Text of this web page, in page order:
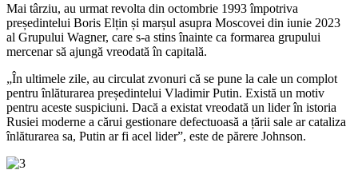
Mai târziu, au urmat revolta din octombrie 1993 împotriva
președintelui Boris Elțin și marșul asupra Moscovei din iunie 2023
al Grupului Wagner, care s-a stins înainte ca formarea grupului
mercenar să ajungă vreodată în capitală.
„În ultimele zile, au circulat zvonuri că se pune la cale un complot
pentru înlăturarea președintelui Vladimir Putin. Există un motiv
pentru aceste suspiciuni. Dacă a existat vreodată un lider în istoria
Rusiei moderne a cărui gestionare defectuoasă a țării sale ar cataliza
înlăturarea sa, Putin ar fi acel lider”, este de părere Johnson.